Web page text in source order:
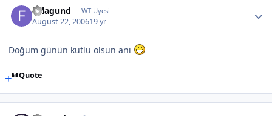
Felagund WT Uyesi
August 22, 200619 yr
Doğum günün kutlu olsun ani
Quote